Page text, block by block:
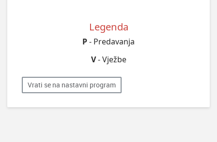
Legenda
P- Predavanja
V- Vježbe
Vrati se na nastavni program